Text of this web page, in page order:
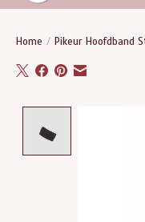
Home / Pikeur Hoofdband